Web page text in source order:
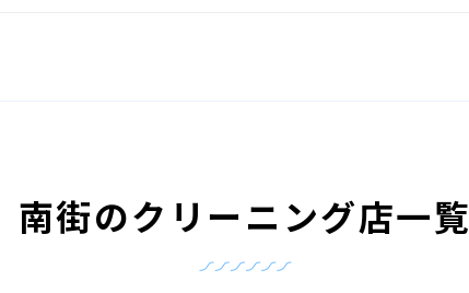
南街のクリーニング店一覧